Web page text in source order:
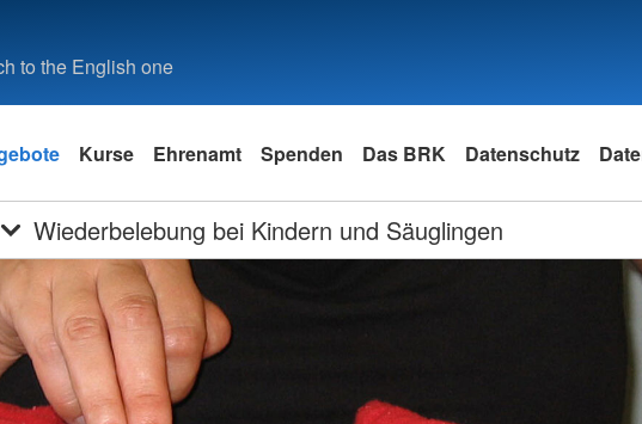
to the English one
Kurse Ehrenamt Spenden Das BRK Datenschutz
Wiederbelebung bei Kindern und Säuglingen